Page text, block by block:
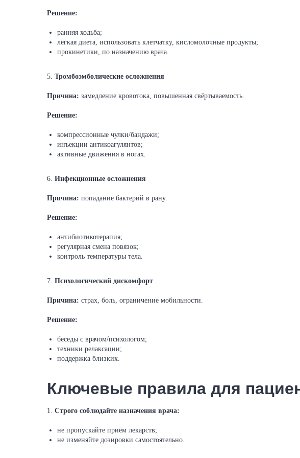
Решение:
ранняя ходьба;
лёгкая диета, использовать клетчатку, кисломолочные продукты;
прокинетики, по назначению врача.
5. Тромбоэмболические осложнения
Причина: замедление кровотока, повышенная свёртываемость.
Решение:
компрессионные чулки/бандажи;
инъекции антикоагулянтов;
активные движения в ногах.
6. Инфекционные осложнения
Причина: попадание бактерий в рану.
Решение:
антибиотикотерапия;
регулярная смена повязок;
контроль температуры тела.
7. Психологический дискомфорт
Причина: страх, боль, ограничение мобильности.
Решение:
беседы с врачом/психологом;
техники релаксации;
поддержка близких.
Ключевые правила для
1. Строго соблюдайте назначения врача:
не пропускайте приём лекарств;
не изменяйте дозировки самостоятельно.